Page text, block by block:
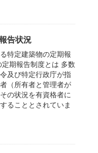
告状況
特定建築物の定期報
期報告制度とは 多数
及び特定行政庁が指
（所有者と管理者が
の状況を有資格者に
ることとされていま